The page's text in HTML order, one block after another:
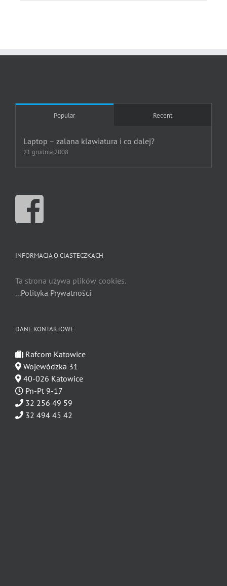
Popular Recent
Laptop – zalana klawiatura i co dalej?
21 grudnia 2008
INFORMACJA O CIASTECZKACH
Ta strona używa plików cookies.
...Polityka Prywatności
DANE KONTAKTOWE
Rafcom Katowice
Wojewódzka 31
40-026 Katowice
Pn-Pt 9-17
32 256 49 59
32 494 45 42